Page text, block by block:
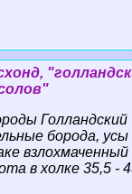
Голландский
борода, усы
взлохмаченный
в холке 35,5 -